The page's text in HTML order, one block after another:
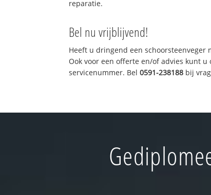
reparatie.
Bel nu vrijblijvend!
Heeft u dringend een schoorsteenveger
Ook voor een offerte en/of advies kunt
servicenummer. Bel0591-238188 bij